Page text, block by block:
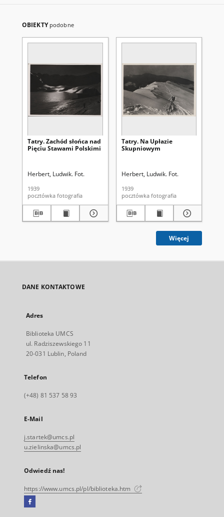
OBIEKTY podobne
Tatry. Zachód słońca nad
Pięciu Stawami Polskimi
Herbert, Ludwik. Fot.
1939
pocztówka fotografia
Tatry. Na Upłazie
Skupniowym
Herbert, Ludwik. Fot.
1939
pocztówka fotografia
Więcej
DANE KONTAKTOWE
Adres
Biblioteka UMCS
ul. Radziszewskiego 11
20-031 Lublin, Poland
Telefon
(+48) 81 537 58 93
E-Mail
j.startek@umcs.pl
u.zielinska@umcs.pl
Odwiedź nas!
https://www.umcs.pl/pl/biblioteka.htm
Facebook